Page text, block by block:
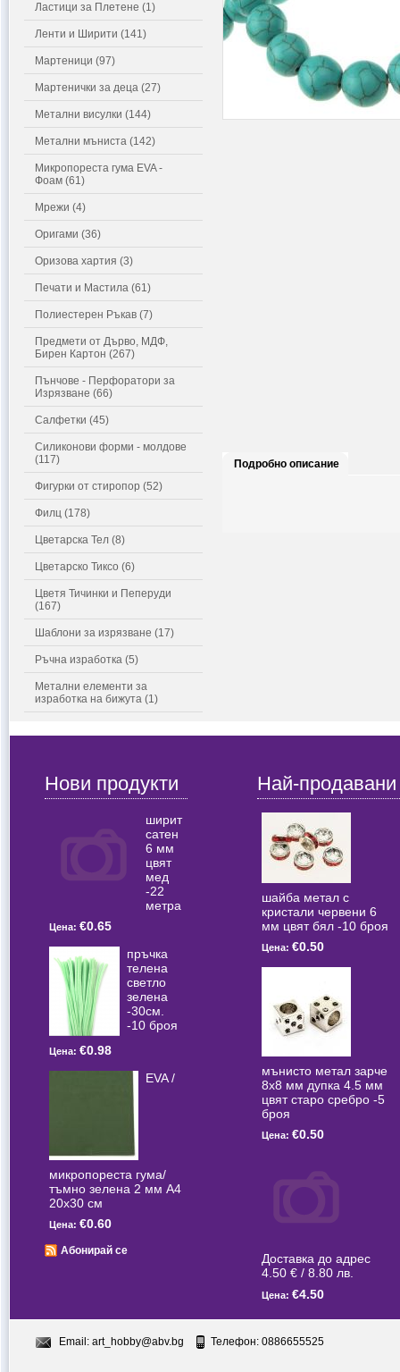
Ластици за Плетене (1)
Ленти и Ширити (141)
Мартеници (97)
Мартенички за деца (27)
Метални висулки (144)
Метални мъниста (142)
Микропореста гума EVA -
Фоам (61)
Мрежи (4)
Оригами (36)
Оризова хартия (3)
Печати и Мастила (61)
Полиестерен Ръкав (7)
Предмети от Дърво, МДФ,
Бирен Картон (267)
Пънчове - Перфоратори за
Изрязване (66)
Салфетки (45)
Силиконови форми - молдове
(117)
Фигурки от стиропор (52)
Филц (178)
Цветарска Тел (8)
Цветарско Тиксо (6)
Цветя Тичинки и Пеперуди
(167)
Шаблони за изрязване (17)
Ръчна изработка (5)
Метални елементи за
изработка на бижута (1)
Подробно описание
Нови продукти
ширит
сатен
6 мм
цвят
мед
-22
метра
Цена: €0.65
пръчка
телена
светлo
зелена
-30см.
-10 броя
Цена: €0.98
EVA /
микропореста гума/
тъмно зелена 2 мм А4
20x30 см
Цена: €0.60
Абонирай се
Най-продавани
шайба метал с
кристали червени 6
мм цвят бял -10 броя
Цена: €0.50
мънисто метал зарче
8x8 мм дупка 4.5 мм
цвят старо сребро -5
броя
Цена: €0.50
Доставка до адрес
4.50 € / 8.80 лв.
Цена: €4.50
Email: art_hobby@abv.bg Телефон: 0886655525